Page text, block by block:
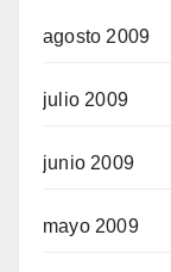
agosto 2009
julio 2009
junio 2009
mayo 2009